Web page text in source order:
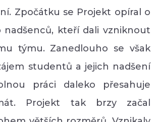
Zpočátku se Projekt opíral o
nadšenců, kteří dali vzniknout
týmu. Zanedlouho se však
studentů a jejich nadšení
práci daleko přesahuje
Projekt tak brzy začal